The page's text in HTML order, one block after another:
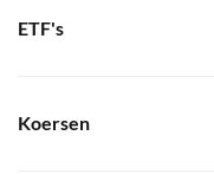
ETF's
Koersen